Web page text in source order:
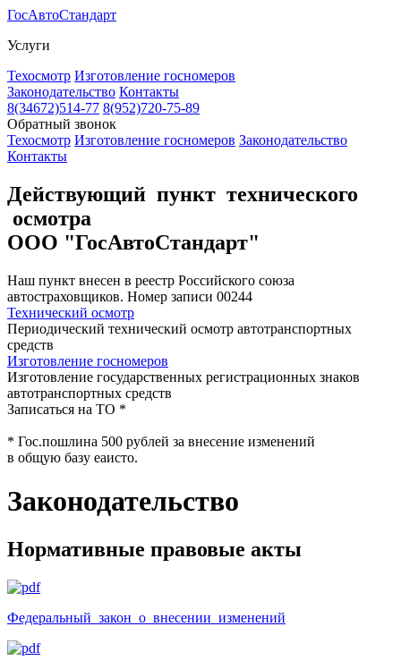
ГосАвтоСтандарт
Услуги
Техосмотр Изготовление госномеров
Законодательство Контакты
8(34672)514-77 8(952)720-75-89
Обратный звонок
Техосмотр Изготовление госномеров Законодательство
Контакты
Действующий пункт технического
осмотра
ООО "ГосАвтоСтандарт"
Наш пункт внесен в реестр Российского союза
автостраховщиков. Номер записи 00244
Технический осмотр
Периодический технический осмотр автотранспортных
средств
Изготовление госномеров
Изготовление государственных регистрационных знаков
автотранспортных средств
Записаться на ТО *
* Гос.пошлина 500 рублей за внесение изменений
в общую базу еаисто.
Законодательство
Нормативные правовые акты
Федеральный_закон_о_внесении_изменений